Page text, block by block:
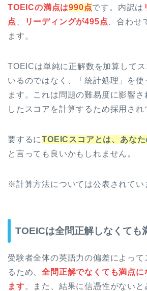
TOEICの満点は990点です。内訳は
点
リーディングが495点 、合わ
ます。
TOEICは単純に正解数を加算して
いるのではなく、「統計処理」を使
ます。これは問題の難易度に影響
したスコアを計算するため採用され
要するにTOEICスコアとは、あなた
と言っても良いかもしれません。
※計算方法については公表されてい
TOEICは全問正解しなくても
受験者全体の英語力の偏差によっ
るため、全問正解でなくても満点に
ます。また、結果に信憑性がないと